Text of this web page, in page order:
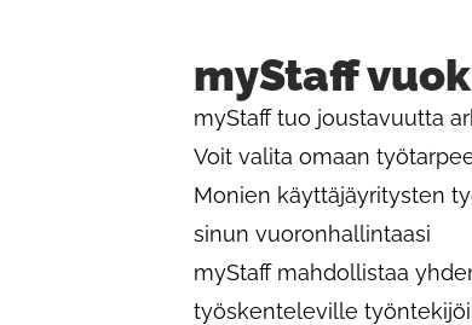
myStaff
myStaff tuo joustavuutta
Voit valita omaan
Monien käyttäjäyritysten
sinun vuoronhallintaasi
myStaff mahdollistaa
työskenteleville